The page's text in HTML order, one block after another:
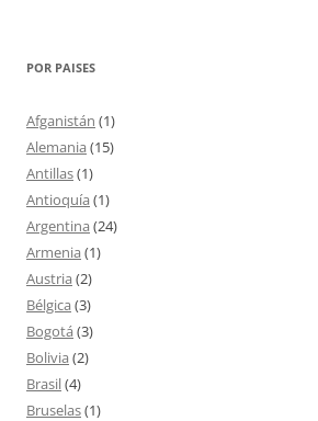
POR PAISES
Afganistán (1)
Alemania (15)
Antillas(1)
Antioquía (1)
Argentina (24)
Armenia (1)
Austria (2)
Bélgica (3)
Bogotá (3)
Bolivia (2)
Brasil(4)
Bruselas(1)